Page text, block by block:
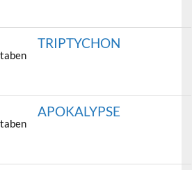
TRIPTYCHON
APOKALYPSE